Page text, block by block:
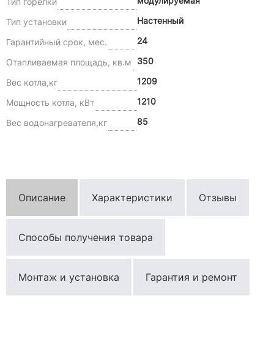
Тип установки Настенный
Гарантийный срок, мес. 24
Отапливаемая площадь, кв.м 350
Вес котла,кг 1209
Мощность котла, кВт 1210
Вес водонагревателя,кг 85
Описание Характеристики Отзывы
Способы получения товара
Монтаж и установка Гарантия и ремонт